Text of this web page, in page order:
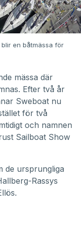
en båtmässa för
mässa där
Efter två år
Sweboat nu
för två
och namnen
Sailboat Show
de ursprungliga
Rassys